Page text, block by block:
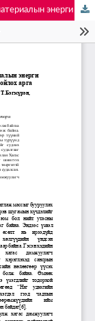
Сансрын орчинд ажиллах хагас дамжуулагч материалын энерги шингээлтийг GEANT4 программ ашиглан тодорхойлох арга